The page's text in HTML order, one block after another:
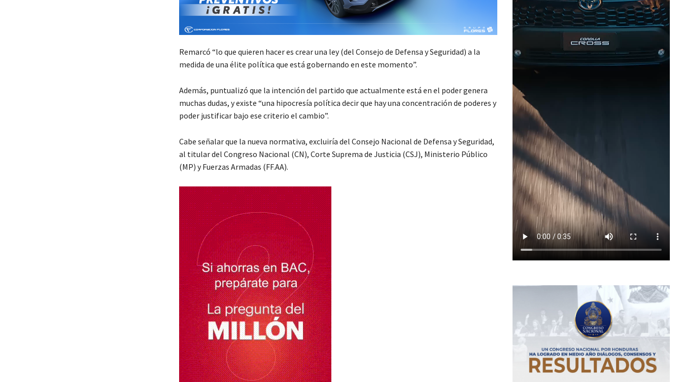
Remarcó “lo que quieren hacer es crear una ley (del Consejo de Defensa y Seguridad) a la
medida de una élite política que está gobernando en este momento”.
Además, puntualizó que la intención del partido que actualmente está en el poder genera
muchas dudas, y existe “una hipocresía política decir que hay una concentración de poderes y
poder justificar bajo ese criterio el cambio”.
Cabe señalar que la nueva normativa, excluiría del Consejo Nacional de Defensa y Seguridad,
al titular del Congreso Nacional (CN), Corte Suprema de Justicia (CSJ), Ministerio Público
(MP) y Fuerzas Armadas (FF.AA).